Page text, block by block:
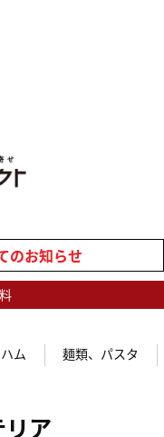
のお知らせ
ム 麺類、パスタ
ア